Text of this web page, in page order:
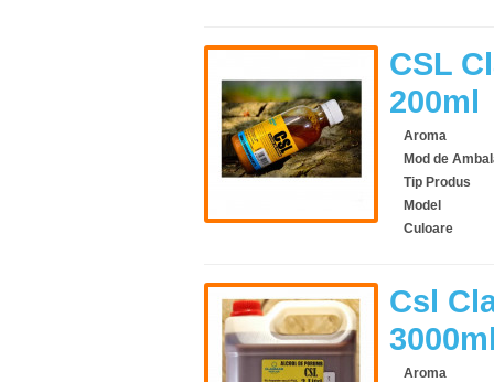
CSL
200ml
Aroma
Mod de
Tip Produs
Model
Culoare
Csl
Aroma